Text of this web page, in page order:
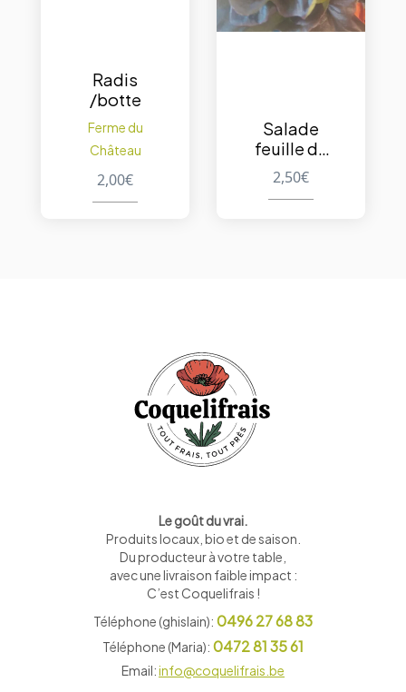
Radis
/botte
Ferme du
Château
2,00€
Salade
feuille de
chêne
2,50€
Le goût du vrai.
Produits locaux, bio et de saison
Du producteur à votre table,
avec une livraison faible impact :
C’est Coquelifrais !
Téléphone (ghislain): 0496 27 68 83
Téléphone (Maria): 0472 81 35 61
Email:info@coquelifrais.be